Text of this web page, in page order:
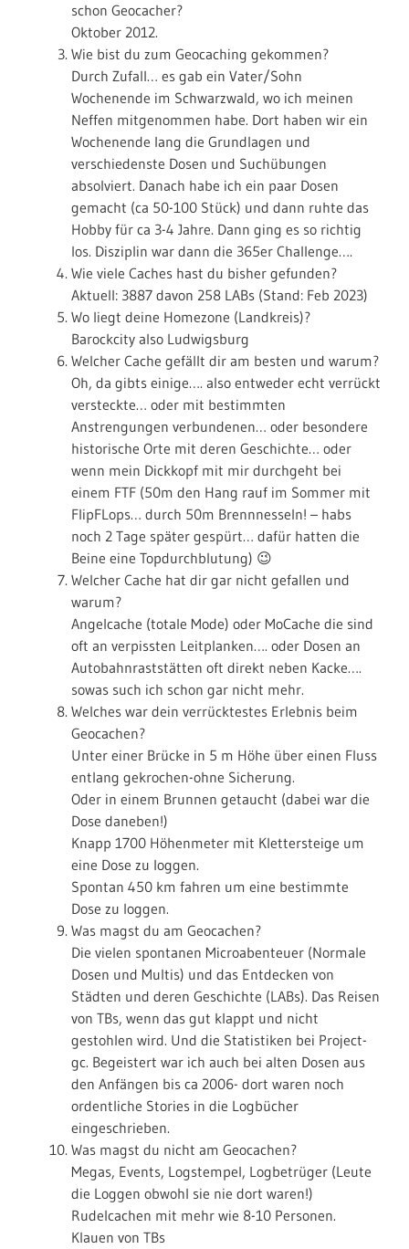
schon Geocacher?
Oktober 2012.
Wie bist du zum Geocaching gekommen?
Durch Zufall… es gab ein Vater/Sohn
Wochenende im Schwarzwald, wo ich meinen
Neffen mitgenommen habe. Dort haben wir ein
Wochenende lang die Grundlagen und
verschiedenste Dosen und Suchübungen
absolviert. Danach habe ich ein paar Dosen
gemacht (ca 50-100 Stück) und dann ruhte das
Hobby für ca 3-4 Jahre. Dann ging es so richtig
los. Disziplin war dann die 365er Challenge….
Wie viele Caches hast du bisher gefunden?
Aktuell: 3887 davon 258 LABs (Stand: Feb 2023)
Wo liegt deine Homezone (Landkreis)?
Barockcity also Ludwigsburg
Welcher Cache gefällt dir am besten und warum?
Oh, da gibts einige…. also entweder echt verrückt
versteckte… oder mit bestimmten
Anstrengungen verbundenen… oder besondere
historische Orte mit deren Geschichte… oder
wenn mein Dickkopf mit mir durchgeht bei
einem FTF (50m den Hang rauf im Sommer mit
FlipFLops… durch 50m Brennnesseln! – habs
noch 2 Tage später gespürt… dafür hatten die
Beine eine Topdurchblutung) 😉
Welcher Cache hat dir gar nicht gefallen und
warum?
Angelcache (totale Mode) oder MoCache die sind
oft an verpissten Leitplanken…. oder Dosen an
Autobahnraststätten oft direkt neben Kacke….
sowas such ich schon gar nicht mehr.
Welches war dein verrücktestes Erlebnis beim
Geocachen?
Unter einer Brücke in 5 m Höhe über einen Fluss
entlang gekrochen-ohne Sicherung.
Oder in einem Brunnen getaucht (dabei war die
Dose daneben!)
Knapp 1700 Höhenmeter mit Klettersteige um
eine Dose zu loggen.
Spontan 450 km fahren um eine bestimmte
Dose zu loggen.
Was magst du am Geocachen?
Die vielen spontanen Microabenteuer (Normale
Dosen und Multis) und das Entdecken von
Städten und deren Geschichte (LABs). Das Reisen
von TBs, wenn das gut klappt und nicht
gestohlen wird. Und die Statistiken bei Project-
gc. Begeistert war ich auch bei alten Dosen aus
den Anfängen bis ca 2006- dort waren noch
ordentliche Stories in die Logbücher
eingeschrieben.
Was magst du nicht am Geocachen?
Megas, Events, Logstempel, Logbetrüger (Leute
die Loggen obwohl sie nie dort waren!)
Rudelcachen mit mehr wie 8-10 Personen.
Klauen von TBs